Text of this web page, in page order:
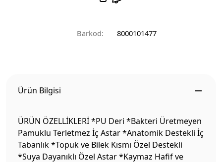
Barkod: 8000101477
Ürün Bilgisi
ÜRÜN ÖZELLİKLERİ *PU Deri *Bakteri Üretmeyen
Pamuklu Terletmez İç Astar *Anatomik Destekli İç
Tabanlık *Topuk ve Bilek Kısmı Özel Destekli
*Suya Dayanıklı Özel Astar *Kaymaz Hafif ve